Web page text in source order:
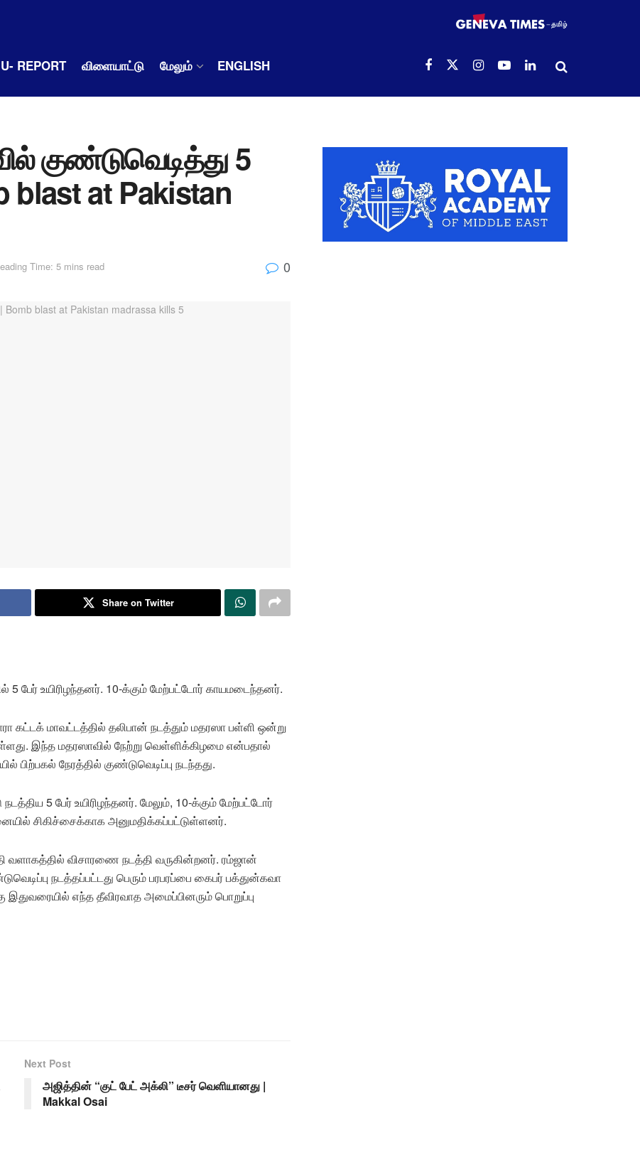
U- REPORT விளையாட்டு மேலும் ENGLISH
குண்டுவெடித்து 5
blast at Pakistan
Time: 5 mins read 0
Share on Twitter
5 பேர் உயிரிழந்தனர். 10-க்கும் மேற்பட்டோர் காயமடைந்தனர்.
மாவட்டத்தில் தலிபான் நடத்தும் மதரஸா பள்ளி ஒன்று
இந்த மதரஸாவில் நேற்று வெள்ளிக்கிழமை என்பதால்
பிற்பகல் நேரத்தில் குண்டுவெடிப்பு நடந்தது.
நடத்திய 5 பேர் உயிரிழந்தனர். மேலும், 10-க்கும் மேற்பட்டோர்
சிகிச்சைக்காக அனுமதிக்கப்பட்டுள்ளனர்.
வளாகத்தில் விசாரணை நடத்தி வருகின்றனர். ரம்ஜான்
நடத்தப்பட்டது பெரும் பரபரப்பை கைபர் பக்துன்கவா
இதுவரையில் எந்த தீவிரவாத அமைப்பினரும் பொறுப்பு
Next Post
அஜித்தின் “குட் பேட் அக்லி” டீசர் வெளியானது |
Makkal Osai